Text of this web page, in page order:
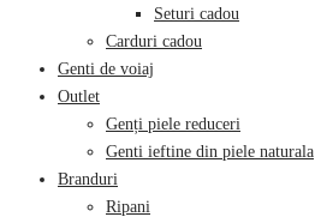
Seturi cadou
Carduri cadou
Genti de voiaj
Outlet
Genți piele reduceri
Genti ieftine din piele naturala
Branduri
Ripani